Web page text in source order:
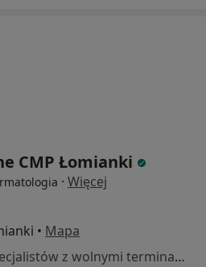
CMP Łomianki
· Więcej
• Mapa
Brak dostępnych specjalistów z wolnymi terminami w tym centrum medycznym.